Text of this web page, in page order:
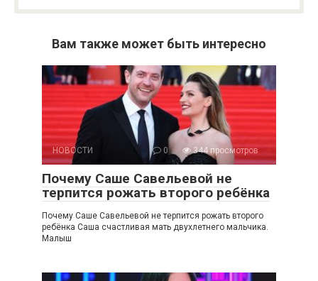
Вам также может быть интересно
НОВОСТИ 0 344 просмотров
Почему Саше Савельевой не
терпится рожать второго ребёнка
Почему Саше Савельевой не терпится рожать второго
ребёнка Саша счастливая мать двухлетнего мальчика.
Малыш